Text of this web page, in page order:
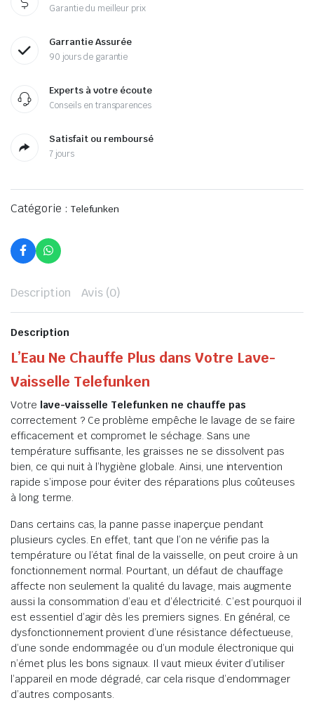
Garantie du meilleur prix
Garrantie Assurée
90 jours de garantie
Experts à votre écoute
Conseils en transparences
Satisfait ou remboursé
7 jours
Catégorie : Telefunken
Description Avis (0)
Description
L’Eau Ne Chauffe Plus dans Votre Lave-
Vaisselle Telefunken
Votre lave-vaisselle Telefunken ne chauffe pas
correctement ? Ce problème empêche le lavage de se faire
efficacement et compromet le séchage. Sans une
température suffisante, les graisses ne se dissolvent pas
bien, ce qui nuit à l’hygiène globale. Ainsi, une intervention
rapide s’impose pour éviter des réparations plus coûteuses
à long terme.
Dans certains cas, la panne passe inaperçue pendant
plusieurs cycles. En effet, tant que l’on ne vérifie pas la
température ou l’état final de la vaisselle, on peut croire à un
fonctionnement normal. Pourtant, un défaut de chauffage
affecte non seulement la qualité du lavage, mais augmente
aussi la consommation d’eau et d’électricité. C’est pourquoi il
est essentiel d’agir dès les premiers signes. En général, ce
dysfonctionnement provient d’une résistance défectueuse,
d’une sonde endommagée ou d’un module électronique qui
n’émet plus les bons signaux. Il vaut mieux éviter d’utiliser
l’appareil en mode dégradé, car cela risque d’endommager
d’autres composants.